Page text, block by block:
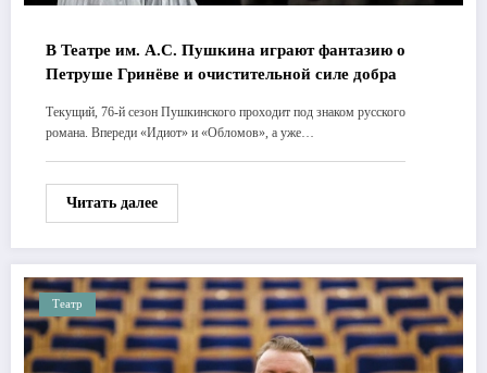
В Театре им. А.С. Пушкина играют фантазию о
Петруше Гринёве и очистительной силе добра
Текущий, 76-й сезон Пушкинского проходит под знаком русского
романа. Впереди «Идиот» и «Обломов», а уже…
Читать далее
Театр